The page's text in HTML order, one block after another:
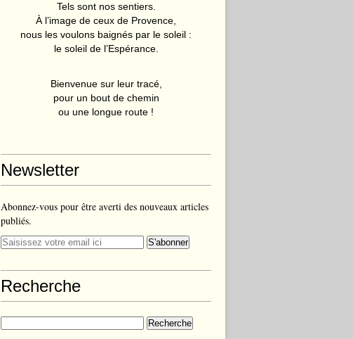
Tels sont nos sentiers.
À l’image de ceux de Provence,
nous les voulons baignés par le soleil :
le soleil de l’Espérance.
Bienvenue sur leur tracé,
pour un bout de chemin
ou une longue route !
Newsletter
Abonnez-vous pour être averti des nouveaux articles
publiés.
Recherche